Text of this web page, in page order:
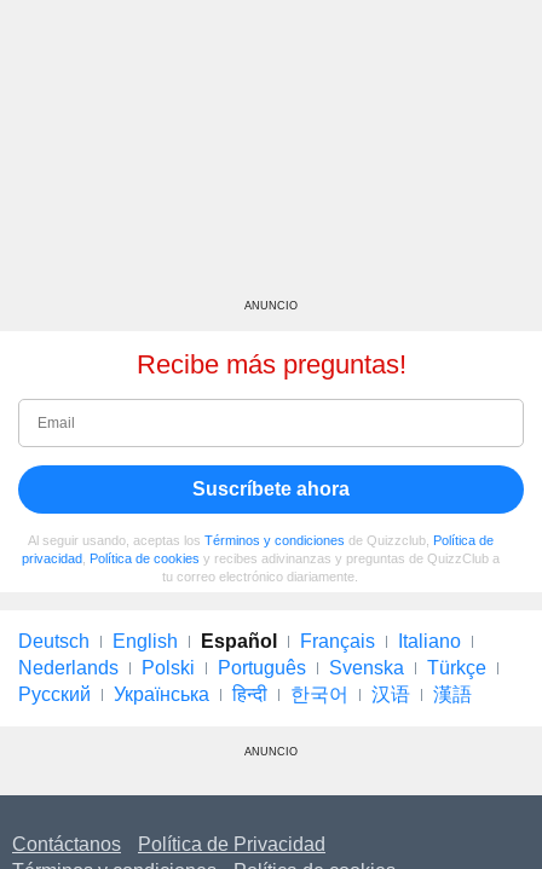
ANUNCIO
Recibe más preguntas!
Suscríbete ahora
Al seguir usando, aceptas los Términos y condiciones de Quizzclub, Política de
privacidad, Política de cookies y recibes adivinanzas y preguntas de QuizzClub a
tu correo electrónico diariamente.
Deutsch English Español Français
Italiano
Nederlands
Polski Português Svenska
Türkçe
Русский
Українська हिन्दी 한국어 汉语 漢語
ANUNCIO
Contáctanos
Política de Privacidad